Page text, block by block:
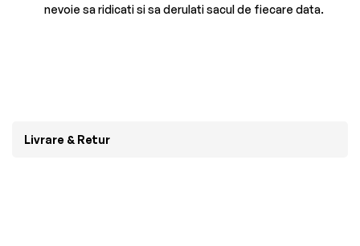
nevoie sa ridicati si sa derulati sacul de fiecare data.
Livrare & Retur